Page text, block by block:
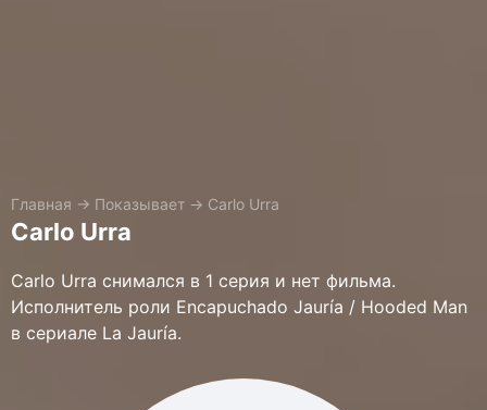
Главная → Показывает → Carlo Urra
Carlo Urra
Carlo Urra снимался в 1 серия и нет фильма.
Исполнитель роли Encapuchado Jauría / Hooded Man
в сериале La Jauría.